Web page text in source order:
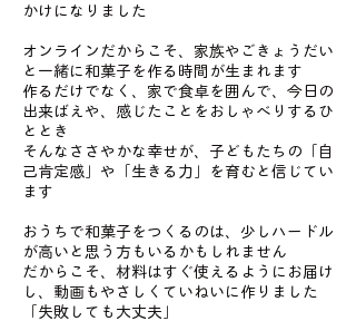
かけになりました
オンラインだからこそ、家族やごきょうだい
と一緒に和菓子を作る時間が生まれます
作るだけでなく、家で食卓を囲んで、今日の
出来ばえや、感じたことをおしゃべりするひ
ととき
そんなささやかな幸せが、子どもたちの「自
己肯定感」や「生きる力」を育むと信じてい
ます
おうちで和菓子をつくるのは、少しハードル
が高いと思う方もいるかもしれません
だからこそ、材料はすぐ使えるようにお届け
し、動画もやさしくていねいに作りました
「失敗しても大丈夫」